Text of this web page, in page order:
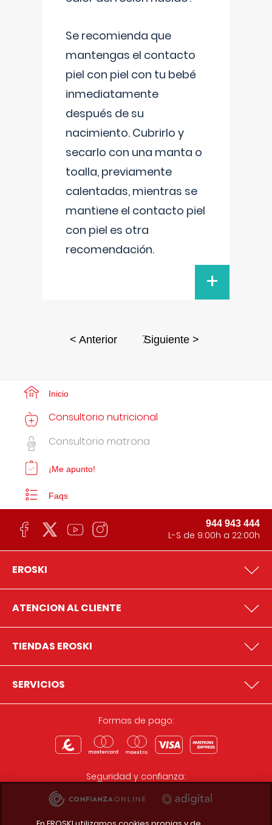
Se recomienda que
mantengas el contacto
piel con piel con tu bebé
inmediatamente
después de su
nacimiento. Cubrirlo y
secarlo con una manta o
toalla, previamente
calentadas, mientras se
mantiene el contacto piel
con piel es otra
recomendación.
+
< Anterior 7Siguiente >
Inicio
Consultorio nutricional
Consultorio matrona
¡Me apunto!
Faqs
944 943 444
L-S de 9:00h a 22:00h
EROSKI
ATENCION AL CLIENTE
TIENDAS EROSKI
SERVICIOS
Formas de pago:
Seguridad y confianza: